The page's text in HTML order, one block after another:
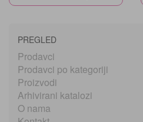
PREGLED
Prodavci
Prodavci po kategoriji
Proizvodi
Arhivirani katalozi
O nama